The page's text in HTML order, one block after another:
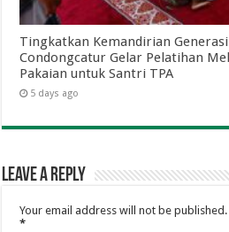
Tingkatkan Kemandirian
Condongcatur Gelar Pelatihan
Pakaian untuk Santri TPA
5 days ago
Leave a Reply
Your email address will not be published.
*